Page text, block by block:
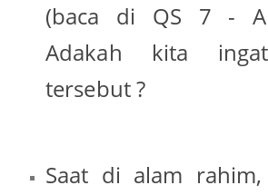
(baca di QS 7 -
Adakah kita
tersebut ?
Saat di alam